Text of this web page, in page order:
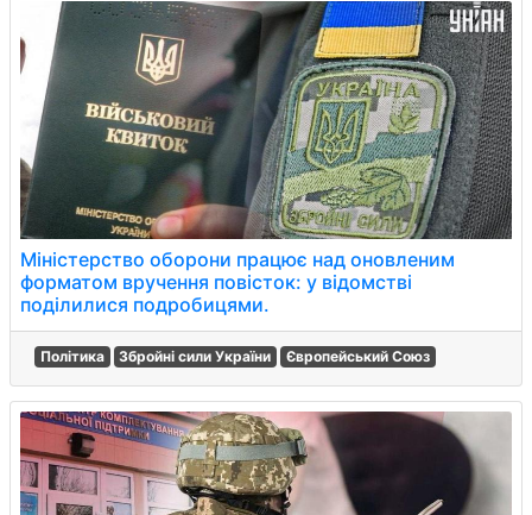
Міністерство оборони працює над оновленим
форматом вручення повісток: у відомстві
поділилися подробицями.
Політика Збройні сили України Європейський Союз